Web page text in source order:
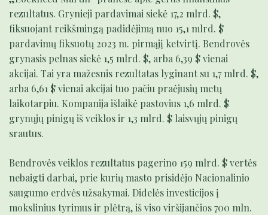
rezultatus. Grynieji pardavimai siekė 17,2 mlrd. $,
fiksuojant reikšmingą padidėjimą nuo 15,1 mlrd. $
pardavimų fiksuotų 2023 m. pirmąjį ketvirtį. Bendrovės
grynasis pelnas siekė 1,5 mlrd. $, arba 6,39 $ vienai
akcijai. Tai yra mažesnis rezultatas lyginant su 1,7 mlrd. $,
arba 6,61 $ vienai akcijai tuo pačiu praėjusių metų
laikotarpiu. Kompanija išlaikė pastovius 1,6 mlrd. $
grynųjų pinigų iš veiklos ir 1,3 mlrd. $ laisvųjų pinigų
srautus.
Bendrovės veiklos rezultatus pagerino 159 mlrd. $ vertės
nebaigti darbai, prie kurių masto prisidėjo Nacionalinio
saugumo erdvės užsakymai. Didelės investicijos į
mokslinius tyrimus ir plėtrą, iš viso viršijančios 700 mln.